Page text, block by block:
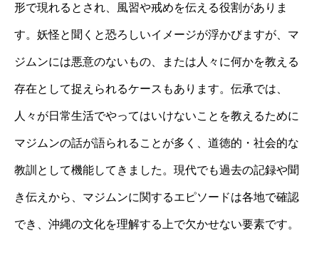
形で現れるとされ、風習や戒めを伝える役割がありま
す。妖怪と聞くと恐ろしいイメージが浮かびますが、マ
ジムンには悪意のないもの、または人々に何かを教える
存在として捉えられるケースもあります。伝承では、
人々が日常生活でやってはいけないことを教えるために
マジムンの話が語られることが多く、道徳的・社会的な
教訓として機能してきました。現代でも過去の記録や聞
き伝えから、マジムンに関するエピソードは各地で確認
でき、沖縄の文化を理解する上で欠かせない要素です。